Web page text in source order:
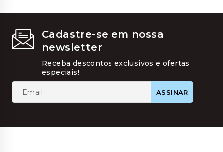
Cadastre-se em nossa
newsletter
Receba descontos exclusivos e ofertas
especiais!